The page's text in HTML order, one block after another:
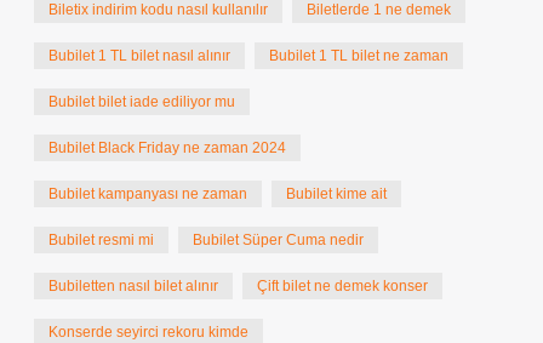
Biletix indirim kodu nasıl kullanılır Biletlerde 1 ne demek
Bubilet 1 TL bilet nasıl alınır Bubilet 1 TL bilet ne zaman
Bubilet bilet iade ediliyor mu
Bubilet Black Friday ne zaman 2024
Bubilet kampanyası ne zaman Bubilet kime ait
Bubilet resmi mi Bubilet Süper Cuma nedir
Bubiletten nasıl bilet alınır Çift bilet ne demek konser
Konserde seyirci rekoru kimde